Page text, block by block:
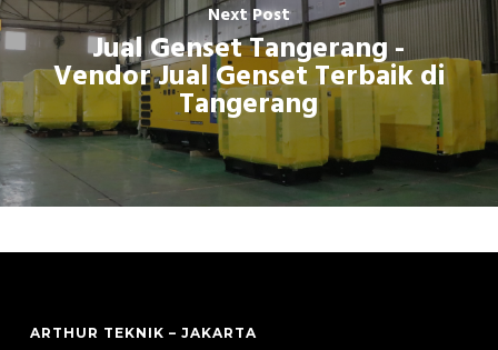
Next Post
Jual Genset Tangerang -
Vendor Jual Genset Terbaik di
Tangerang
ARTHUR TEKNIK – JAKARTA